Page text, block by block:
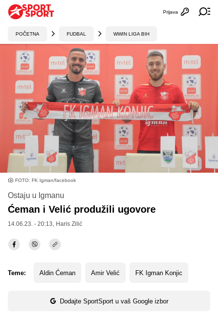
Otvori
Prijava
POČETNA FUDBAL WWIN LIGA BIH
FOTO: FK Igman/facebook
Ostaju u Igmanu
Ćeman i Velić produžili ugovore
14.06.23. - 20:13, Haris Zilić
Teme: Aldin Ćeman Amir Velić FK Igman Konjic
Dodajte SportSport u vaš Google izbor